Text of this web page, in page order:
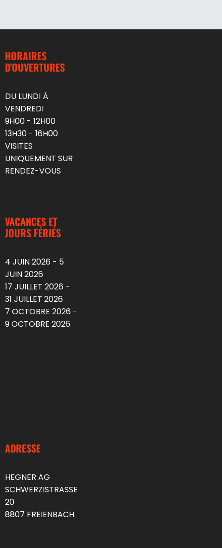
HORAIRES
D'OUVERTURES
DU LUNDI À
VENDREDI
9H00 - 12H00
13H30 - 16H00
VISITES
UNIQUEMENT SUR
RENDEZ-VOUS
VACANCES ET
JOURS FÉRIÉS
4 JUIN 2026 - 5
JUIN 2026
17 JUILLET 2026 -
31 JUILLET 2026
7 OCTOBRE 2026 -
9 OCTOBRE 2026
ADRESSE
HEGNER AG
SCHWERZISTRASSE
20
8807 FREIENBACH